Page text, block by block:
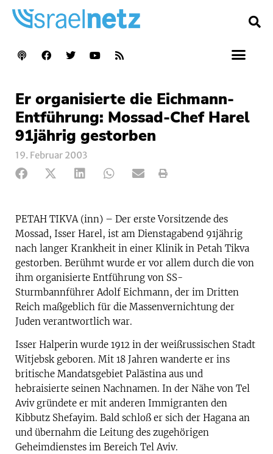
Er organisierte die Eichmann-
Entführung: Mossad-Chef Harel
91jährig gestorben
19. Februar 2003
PETAH TIKVA (inn) – Der erste Vorsitzende des
Mossad, Isser Harel, ist am Dienstagabend 91jährig
nach langer Krankheit in einer Klinik in Petah Tikva
gestorben. Berühmt wurde er vor allem durch die von
ihm organisierte Entführung von SS-
Sturmbannführer Adolf Eichmann, der im Dritten
Reich maßgeblich für die Massenvernichtung der
Juden verantwortlich war.
Isser Halperin wurde 1912 in der weißrussischen Stadt
Witjebsk geboren. Mit 18 Jahren wanderte er ins
britische Mandatsgebiet Palästina aus und
hebraisierte seinen Nachnamen. In der Nähe von Tel
Aviv gründete er mit anderen Immigranten den
Kibbutz Shefayim. Bald schloß er sich der Hagana an
und übernahm die Leitung des zugehörigen
Geheimdienstes im Bereich Tel Aviv.